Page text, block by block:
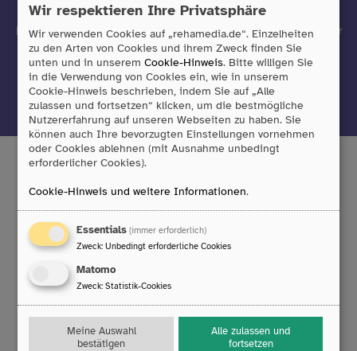
einfach immer auf dem neuesten Stand sein?
Dann freuen wir uns, wenn Sie sich zu unserem Newsletter
anmelden!
Jetzt anmelden
Tobii Dynavox GmbH
47229 Duisburg
T:0203/396 583 0
E:info@rehamedia.de
Reparaturservice
Wir respektieren Ihre Privatsphäre
Wir verwenden Cookies auf „rehamedia.de“. Einzelheiten
zu den Arten von Cookies und ihrem Zweck finden Sie
unten und in unseremCookie-Hinweis. Bitte willigen Sie
in die Verwendung von Cookies ein, wie in unserem
Cookie-Hinweis beschrieben, indem Sie auf „Alle
zulassen und fortsetzen“ klicken, um die bestmögliche
Nutzererfahrung auf unseren Webseiten zu haben. Sie
können auch Ihre bevorzugten Einstellungen vornehmen
oder Cookies ablehnen (mit Ausnahme unbedingt
erforderlicher Cookies).
Cookie-Hinweis und weitere Informationen.
Essentials (immer erforderlich)
Zweck: Unbedingt erforderliche Cookies
Matomo
Zweck: Statistik-Cookies
Meine Auswahl
bestätigen
Alle zulassen und
fortsetzen